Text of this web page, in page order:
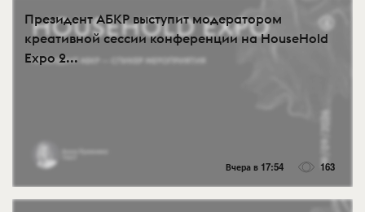
Президент АБКР выступит модератором
креативной сессии конференции на HouseHold
Expo 2...
Вчера в 17:54 163